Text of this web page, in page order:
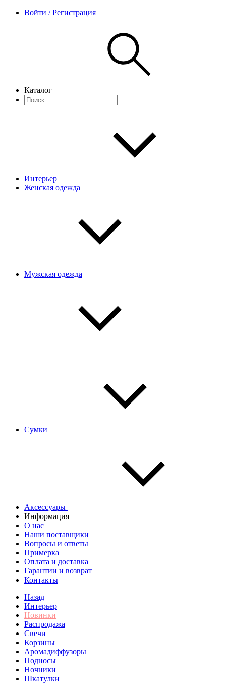
Войти / Регистрация
Каталог
Интерьер
Женская одежда
Мужская одежда
Сумки
Аксессуары
Информация
О нас
Наши поставщики
Вопросы и ответы
Примерка
Оплата и доставка
Гарантии и возврат
Контакты
Назад
Интерьер
Новинки
Распродажа
Свечи
Корзины
Аромадиффузоры
Подносы
Ночники
Шкатулки